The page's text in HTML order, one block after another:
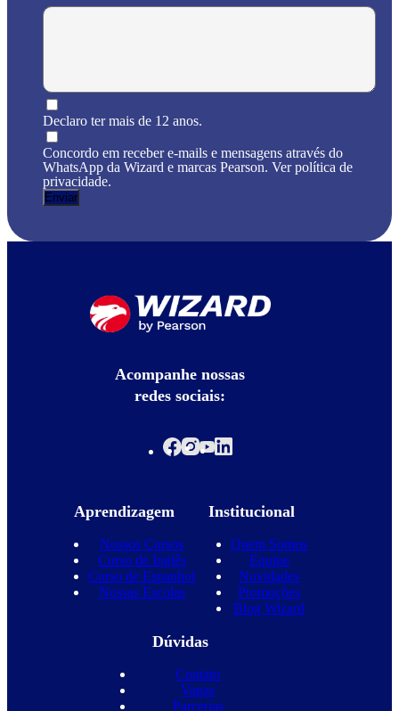
Declaro ter mais de 12 anos.
Concordo em receber e-mails e mensagens através do
WhatsApp da Wizard e marcas Pearson. Ver política de
privacidade.
Acompanhe nossas
redes sociais:
Aprendizagem
Nossos Cursos
Curso de Inglês
Curso de Espanhol
Nossas Escolas
Institucional
Quem Somos
Equipe
Novidades
Promoções
Blog Wizard
Dúvidas
Contato
Vagas
Parcerias